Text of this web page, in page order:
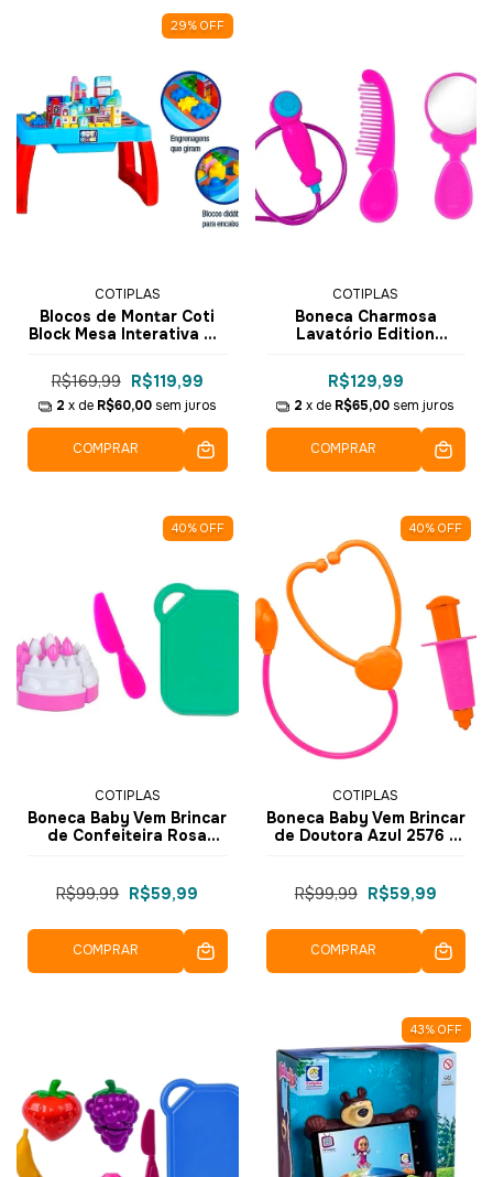
29% OFF
COTIPLAS
Blocos de Montar Coti
Block Mesa Interativa 40
R$169,99 R$119,99
2 x de R$60,00 sem juros
COMPRAR
COTIPLAS
Boneca Charmosa
Lavatório Edition
Cotiplás
R$129,99
2 x de R$65,00 sem juros
COMPRAR
40% OFF
COTIPLAS
Boneca Baby Vem Brincar
de Confeiteira Rosa
R$99,99 R$59,99
COMPRAR
40% OFF
COTIPLAS
Boneca Baby Vem Brincar
de Doutora Azul 2576 -
R$99,99 R$59,99
COMPRAR
43% OFF